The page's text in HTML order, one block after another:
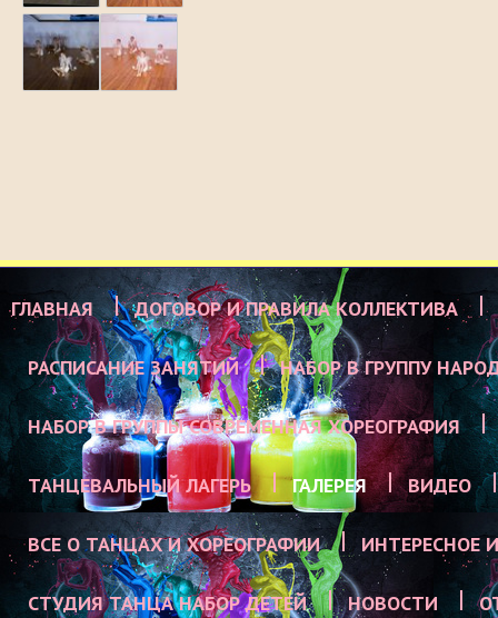
ГЛАВНАЯ ДОГОВОР И ПРАВИЛА КОЛЛЕКТИВА
РАСПИСАНИЕ ЗАНЯТИЙ НАБОР В ГРУППУ
НАБОР В ГРУППЫ СОВРЕМЕННАЯ ХОРЕОГРАФИЯ
ТАНЦЕВАЛЬНЫЙ ЛАГЕРЬ ГАЛЕРЕЯ ВИДЕО
ВСЕ О ТАНЦАХ И ХОРЕОГРАФИИ ИНТЕРЕСНОЕ
СТУДИЯ ТАНЦА НАБОР ДЕТЕЙ НОВОСТИ